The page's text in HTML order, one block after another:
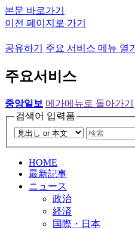
본문 바로가기
이전 페이지로 가기
공유하기 주요 서비스 메뉴 열기
주요서비스
중앙일보 메가메뉴로 돌아가기
검색어 입력폼
HOME
最新記事
ニュース
政治
経済
国際・日本